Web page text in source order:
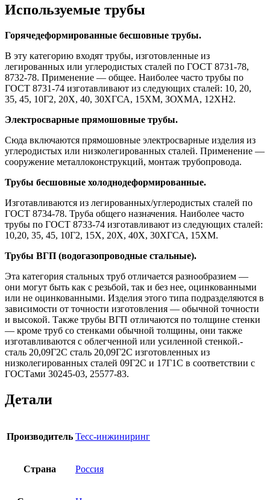
Используемые трубы
Горячедеформированные бесшовные трубы.
В эту категорию входят трубы, изготовленные из
легированных или углеродистых сталей по ГОСТ 8731-78,
8732-78. Применение — общее. Наиболее часто трубы по
ГОСТ 8731-74 изготавливают из следующих сталей: 10, 20,
35, 45, 10Г2, 20Х, 40, 30ХГСА, 15ХМ, ЗОХМА, 12ХН2.
Электросварные прямошовные трубы.
Сюда включаются прямошовные электросварные изделия из
углеродистых или низколегированных сталей. Применение —
сооружение металлоконструкций, монтаж трубопровода.
Трубы бесшовные холоднодеформированные.
Изготавливаются из легированных/углеродистых сталей по
ГОСТ 8734-78. Труба общего назначения. Наиболее часто
трубы по ГОСТ 8733-74 изготавливают из следующих сталей:
10,20, 35, 45, 10Г2, 15Х, 20Х, 40Х, 30ХГСА, 15ХМ.
Трубы ВГП (водогазопроводные стальные).
Эта категория стальных труб отличается разнообразием —
они могут быть как с резьбой, так и без нее, оцинкованными
или не оцинкованными. Изделия этого типа подразделяются в
зависимости от точности изготовления — обычной точности
и высокой. Также трубы ВГП отличаются по толщине стенки
— кроме труб со стенками обычной толщины, они также
изготавливаются с облегченной или усиленной стенкой.-
сталь 20,09Г2С сталь 20,09Г2С изготовленных из
низколегированных сталей 09Г2С и 17Г1С в соответствии с
ГОСТами 30245-03, 25577-83.
Детали
Производитель Тесс-инжиниринг
Страна Россия